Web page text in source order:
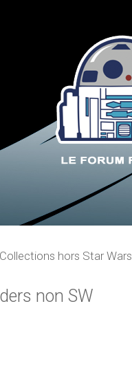
Collections hors Star Wars
non SW